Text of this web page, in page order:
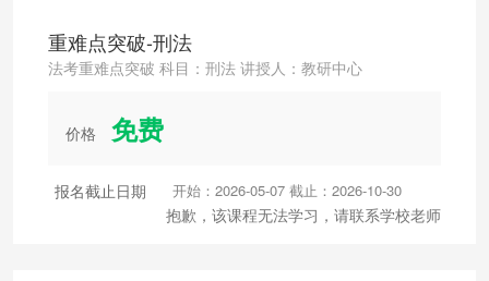
重难点突破-刑法
法考重难点突破 科目：刑法 讲授人：教研中心
价格 免费
报名截止日期 开始：2026-05-07 截止：2026-10-30
抱歉，该课程无法学习，请联系学校老师